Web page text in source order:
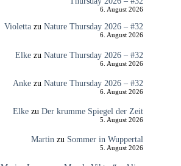
6. August 2026
Violettazu Nature Thursday 2026 – #32
6. August 2026
Elkezu Nature Thursday 2026 – #32
6. August 2026
Ankezu Nature Thursday 2026 – #32
6. August 2026
Elkezu Der krumme Spiegel der Zeit
5. August 2026
Martin zu Sommer in Wuppertal
5. August 2026